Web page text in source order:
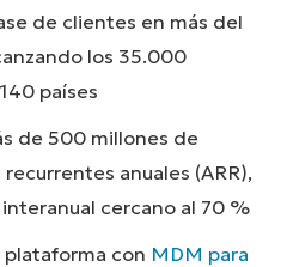
de clientes en más del
los 35.000
países
de 500 millones de
anuales (ARR),
cercano al 70 %
plataforma con MDM para